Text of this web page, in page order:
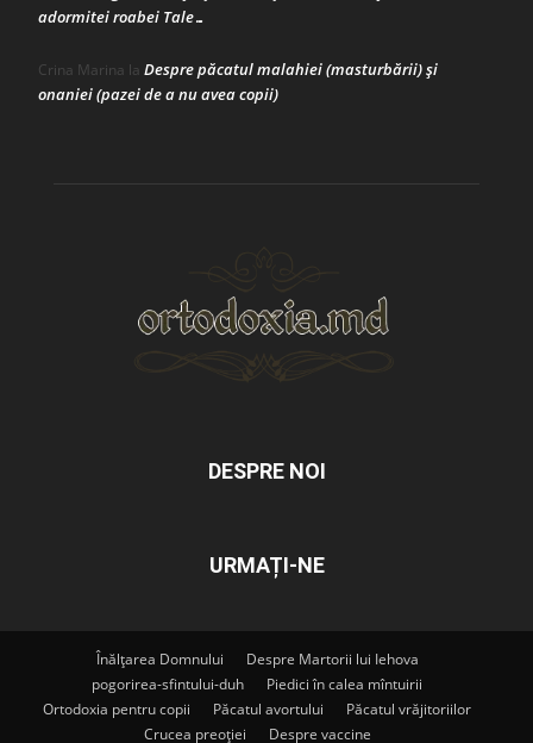
adormitei roabei Tale…
Crina Marina la Despre păcatul malahiei (masturbării) şi
onaniei (pazei de a nu avea copii)
DESPRE NOI
URMAȚI-NE
Înălțarea Domnului
Despre Martorii lui Iehova
pogorirea-sfintului-duh
Piedici în calea mîntuirii
Ortodoxia pentru copii
Păcatul avortului
Păcatul vrăjitoriilor
Crucea preoției
Despre vaccine